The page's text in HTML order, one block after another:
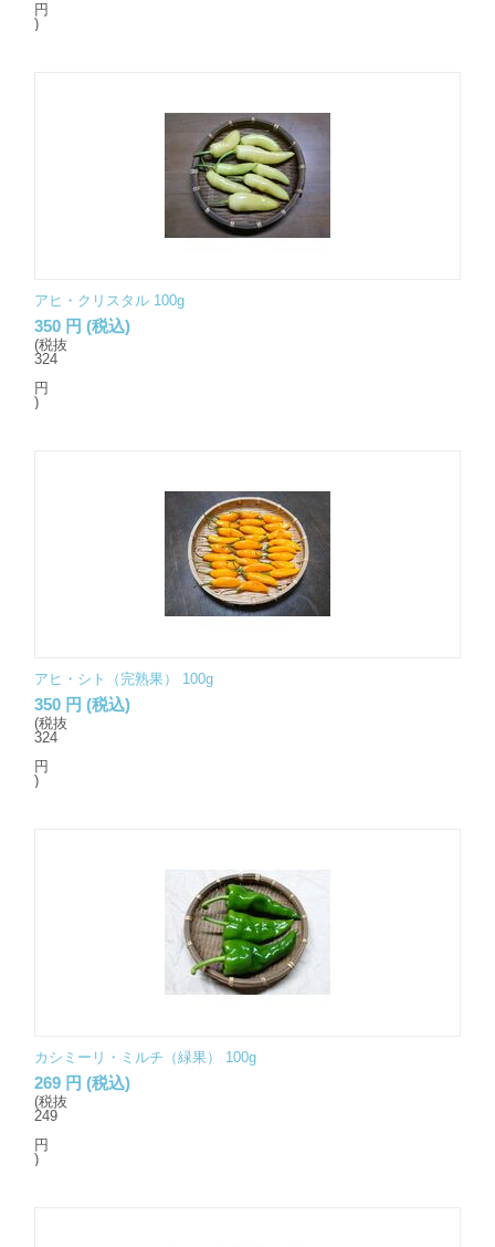
円
)
アヒ・クリスタル 100g
350 円 (税込)
(税抜
324
円
)
アヒ・シト（完熟果） 100g
350 円 (税込)
(税抜
324
円
)
カシミーリ・ミルチ（緑果） 100g
269 円 (税込)
(税抜
249
円
)